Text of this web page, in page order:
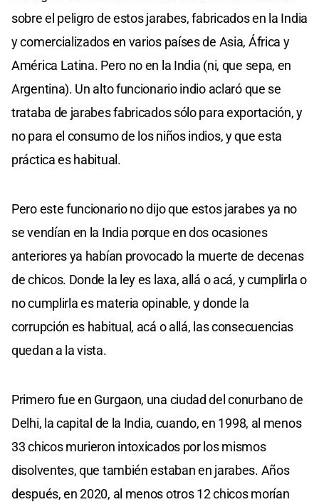
sobre el peligro de estos jarabes, fabricados en la India
y comercializados en varios países de Asia, África y
América Latina. Pero no en la India (ni, que sepa, en
Argentina). Un alto funcionario indio aclaró que se
trataba de jarabes fabricados sólo para exportación, y
no para el consumo de los niños indios, y que esta
práctica es habitual.
Pero este funcionario no dijo que estos jarabes ya no
se vendían en la India porque en dos ocasiones
anteriores ya habían provocado la muerte de decenas
de chicos. Donde la ley es laxa, allá o acá, y cumplirla o
no cumplirla es materia opinable, y donde la
corrupción es habitual, acá o allá, las consecuencias
quedan a la vista.
Primero fue en Gurgaon, una ciudad del conurbano de
Delhi, la capital de la India, cuando, en 1998, al menos
33 chicos murieron intoxicados por los mismos
disolventes, que también estaban en jarabes. Años
después, en 2020, al menos otros 12 chicos morían